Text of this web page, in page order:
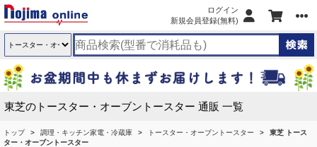
ログイン
新規会員登録(無料)
東芝のトースター・オーブントースター 通販 一覧
トップ 調理・キッチン家電・冷蔵庫 トースター・オーブントースター
東芝 トース
ター・オーブントースター